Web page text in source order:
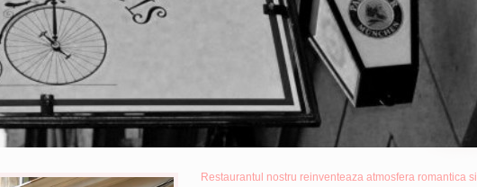
Restaurantul nostru reinventeaza atmosfera romantica si